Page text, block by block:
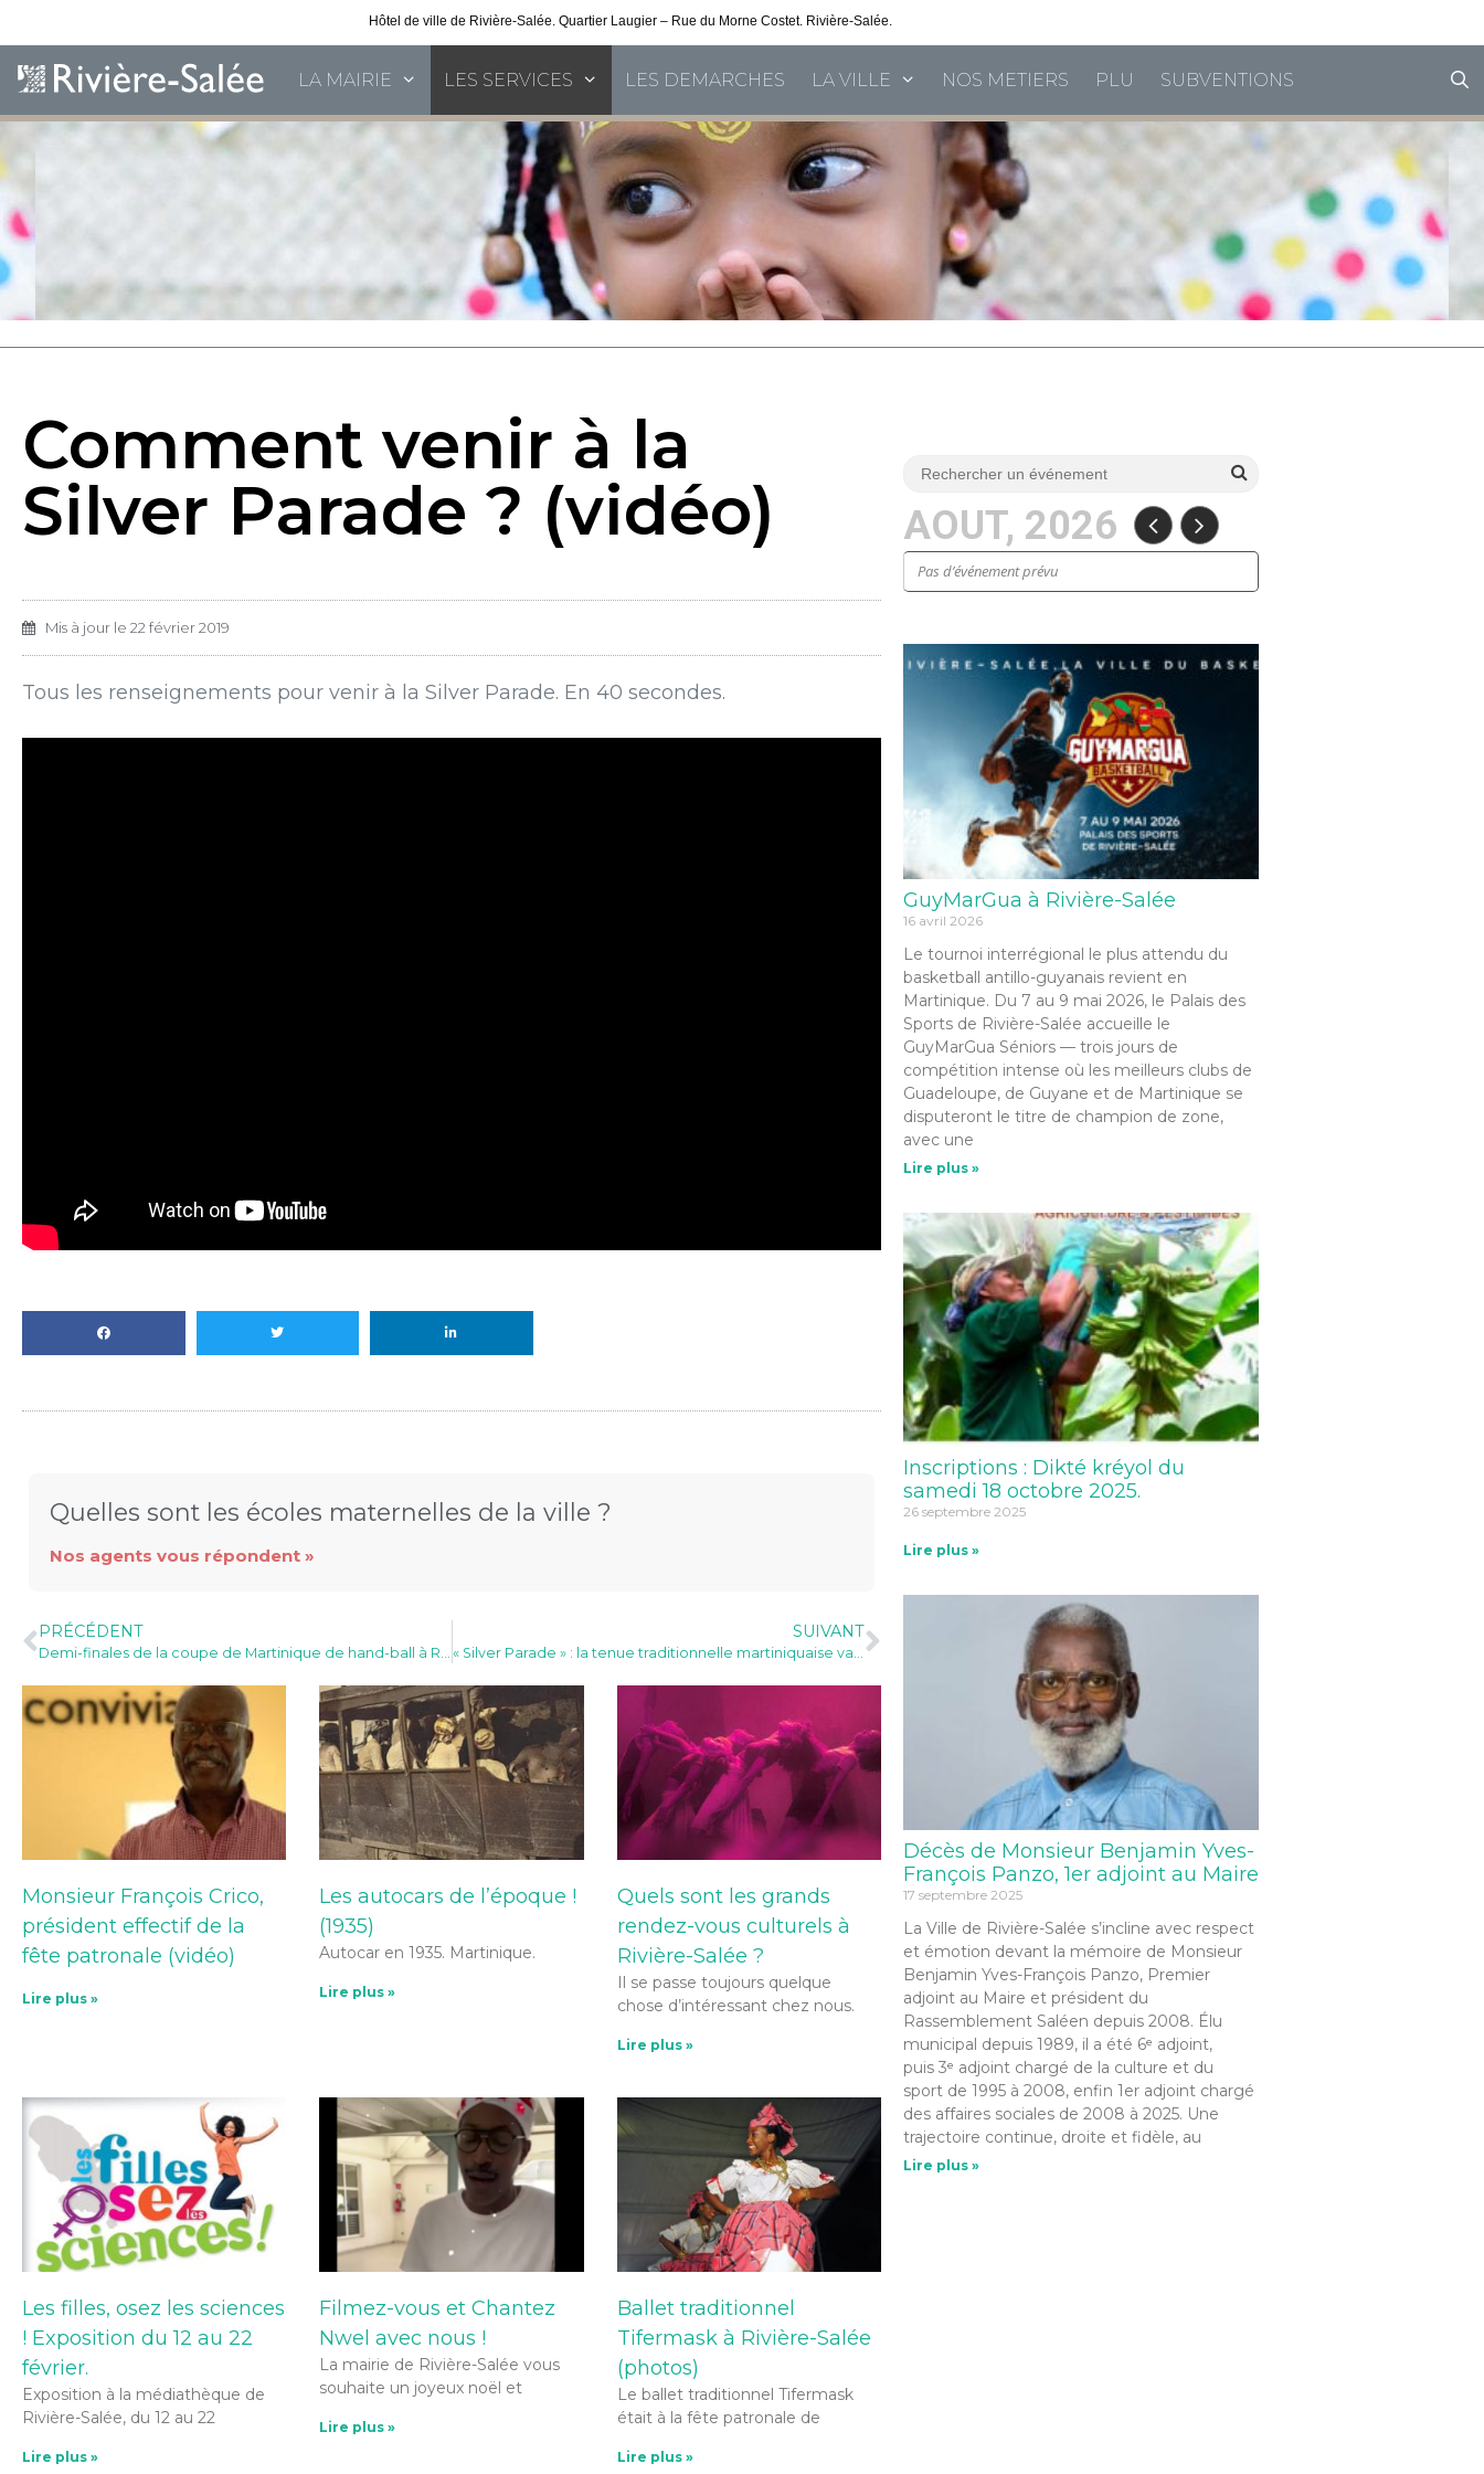
Hôtel de ville de Rivière-Salée. Quartier Laugier – Rue du Morne Costet. Rivière-Salée.
LA MAIRIE LES SERVICES LES DEMARCHES LA VILLE NOS METIERS PLU SUBVENTIONS
Comment venir à la
Silver Parade ? (vidéo)
Mis à jour le 22 février 2019
Tous les renseignements pour venir à la Silver Parade. En 40 secondes.
Quelles sont les écoles maternelles de la ville ?
Nos agents vous répondent »
PRÉCÉDENT
Demi-finales de la coupe de Martinique de hand-ball à Rivière-Salée (Vendredi 22 et Samedi 23)
SUIVANT
« Silver Parade » : la tenue traditionnelle martiniquaise valorisée à Rivière-Salée (Mart la 1ère)
Monsieur François Crico,
président effectif de la
fête patronale (vidéo)
Lire plus »
Les autocars de l’époque !
(1935)
Autocar en 1935. Martinique.
Lire plus »
Quels sont les grands
rendez-vous culturels à
Rivière-Salée ?
Il se passe toujours quelque
chose d’intéressant chez nous.
Lire plus »
Les filles, osez les sciences
! Exposition du 12 au 22
février.
Exposition à la médiathèque de
Rivière-Salée, du 12 au 22
Lire plus »
Filmez-vous et Chantez
Nwel avec nous !
La mairie de Rivière-Salée vous
souhaite un joyeux noël et
Lire plus »
Ballet traditionnel
Tifermask à Rivière-Salée
(photos)
Le ballet traditionnel Tifermask
était à la fête patronale de
Lire plus »
AOUT, 2026
Pas d’événement prévu
GuyMarGua à Rivière-Salée
16 avril 2026
Le tournoi interrégional le plus attendu du
basketball antillo-guyanais revient en
Martinique. Du 7 au 9 mai 2026, le Palais des
Sports de Rivière-Salée accueille le
GuyMarGua Séniors — trois jours de
compétition intense où les meilleurs clubs de
Guadeloupe, de Guyane et de Martinique se
disputeront le titre de champion de zone,
avec une
Lire plus »
Inscriptions : Dikté kréyol du
samedi 18 octobre 2025.
26 septembre 2025
Lire plus »
Décès de Monsieur Benjamin Yves-
François Panzo, 1er adjoint au Maire
17 septembre 2025
La Ville de Rivière-Salée s’incline avec respect
et émotion devant la mémoire de Monsieur
Benjamin Yves-François Panzo, Premier
adjoint au Maire et président du
Rassemblement Saléen depuis 2008. Élu
municipal depuis 1989, il a été 6ᵉ adjoint,
puis 3ᵉ adjoint chargé de la culture et du
sport de 1995 à 2008, enfin 1er adjoint chargé
des affaires sociales de 2008 à 2025. Une
trajectoire continue, droite et fidèle, au
Lire plus »